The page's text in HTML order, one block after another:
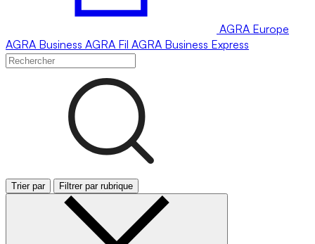
AGRA Europe
AGRA Business AGRA Fil AGRA Business Express
Trier par Filtrer par rubrique